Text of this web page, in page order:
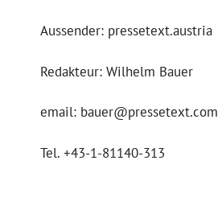
Aussender: pressetext.austria
Redakteur: Wilhelm Bauer
email: bauer@pressetext.com
Tel. +43-1-81140-313